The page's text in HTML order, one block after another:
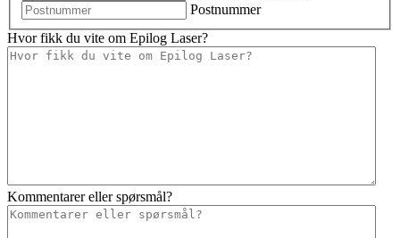
Postnummer
Hvor fikk du vite om Epilog Laser?
Kommentarer eller spørsmål?